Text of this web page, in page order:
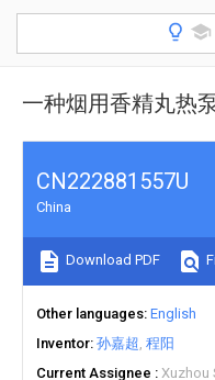
一种烟用香精丸热
CN222881557U
China
Download PDF
Other languages English
Inventor 孙嘉超 程阳
Current Assignee
Xuzhou